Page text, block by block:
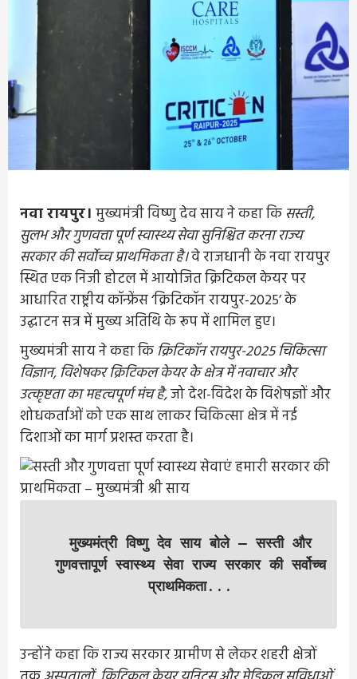
नवा रायपुर। मुख्यमंत्री विष्णु देव साय ने कहा किसस्ती,
सुलभ और गुणवत्ता पूर्ण स्वास्थ्य सेवा सुनिश्चित करना राज्य
सरकार की सर्वोच्च प्राथमिकता है।वे राजधानी के नवा रायपुर
स्थित एक निजी होटल में आयोजित क्रिटिकल केयर पर
आधारित राष्ट्रीय कॉन्फ्रेंस ‘क्रिटिकॉन रायपुर-2025’ के
उद्घाटन सत्र में मुख्य अतिथि के रूप में शामिल हुए।
मुख्यमंत्री साय ने कहा किक्रिटिकॉन रायपुर-2025 चिकित्सा
विज्ञान, विशेषकर क्रिटिकल केयर के क्षेत्र में नवाचार और
उत्कृष्टता का महत्वपूर्ण मंच है,जो देश-विदेश के विशेषज्ञों और
शोधकर्ताओं को एक साथ लाकर चिकित्सा क्षेत्र में नई
दिशाओं का मार्ग प्रशस्त करता है।
मुख्यमंत्री विष्णु देव साय बोले – सस्ती और
गुणवत्तापूर्ण स्वास्थ्य सेवा राज्य सरकार की सर्वोच्च
प्राथमिकता...
उन्होंने कहा कि राज्य सरकार ग्रामीण से लेकर शहरी क्षेत्रों